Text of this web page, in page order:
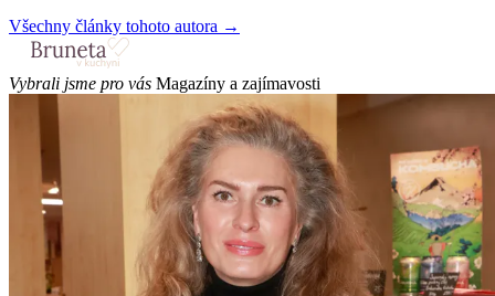
Všechny články tohoto autora →
Vybrali jsme pro vás Magazíny a zajímavosti